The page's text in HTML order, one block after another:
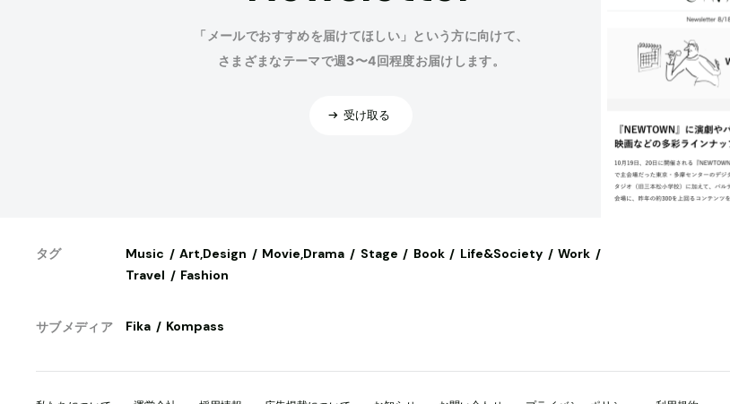
「メールでおすすめを届けてほしい」という方に向けて、
さまざまなテーマで週3〜4回程度お届けします。
受け取る
タグ Music Art,Design Movie,Drama Stage Book Life&Society
Work
Travel
Fashion
サブメディア Fika Kompass